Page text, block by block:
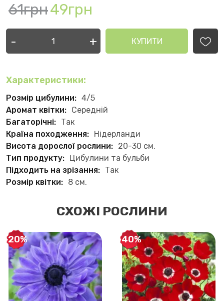
61грн49грн
- + КУПИТИ
Характеристики:
Розмір цибулини: 4/5
Аромат квітки: Середній
Багаторічні: Так
Країна походження:
Нідерланди
Висота дорослої рослини: 20-30 см.
Тип продукту:
Цибулини та бульби
Підходить на зрізання: Так
Розмір квітки: 8 см.
СХОЖІ РОСЛИНИ
-20% -40%